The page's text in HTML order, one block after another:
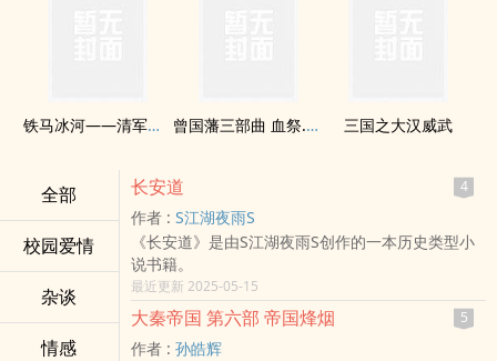
铁马冰河——清军与准噶尔的雪域之战 曾国藩三部曲 血祭.黑雨.野焚 三国之大汉威武
全部
校园爱情
杂谈
情感
长安道 4
作者 : S江湖夜雨S
《长安道》是由S江湖夜雨S创作的一本历史类型小
说书籍。
最近更新 2025-05-15
大秦帝国 第六部 帝国烽烟 5
作者 : 孙皓辉